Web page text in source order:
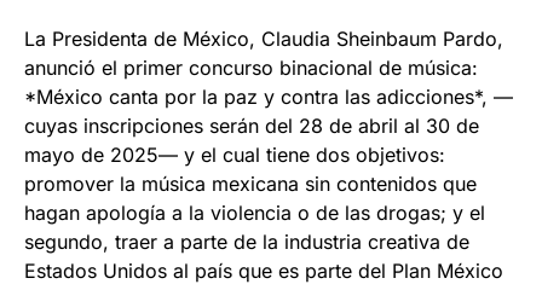
La Presidenta de México, Claudia Sheinbaum Pardo,
anunció el primer concurso binacional de música:
*México canta por la paz y contra las adicciones*, —
cuyas inscripciones serán del 28 de abril al 30 de
mayo de 2025— y el cual tiene dos objetivos:
promover la música mexicana sin contenidos que
hagan apología a la violencia o de las drogas; y el
segundo, traer a parte de la industria creativa de
Estados Unidos al país que es parte del Plan México